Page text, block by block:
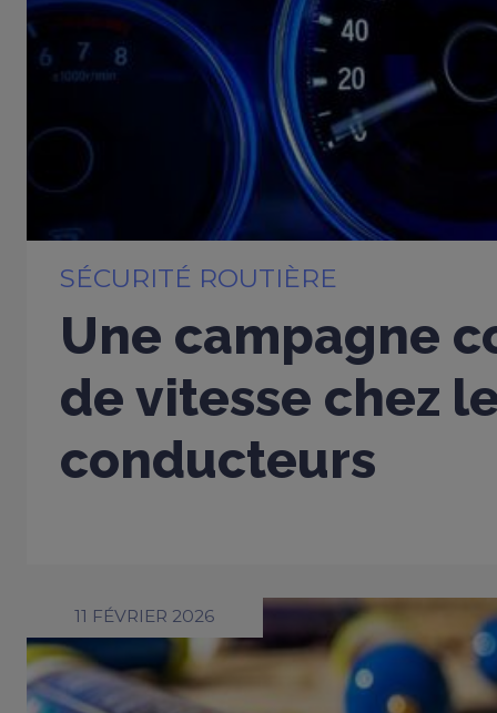
SÉCURITÉ ROUTIÈRE
Une campagne
de vitesse chez
conducteurs
11 FÉVRIER 2026